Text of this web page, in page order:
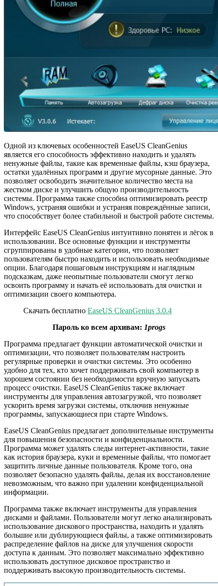
Одной из ключевых особенностей EaseUS CleanGenius
является его способность эффективно находить и удалять
ненужные файлы, такие как временные файлы, кэш браузера,
остатки удалённых программ и другие мусорные данные. Это
позволяет освободить значительное количество места на
жестком диске и улучшить общую производительность
системы. Программа также способна оптимизировать реестр
Windows, устраняя ошибки и устраняя повреждённые записи,
что способствует более стабильной и быстрой работе системы.
Интерфейс EaseUS CleanGenius интуитивно понятен и лёгок в
использовании. Все основные функции и инструменты
сгруппированы в удобные категории, что позволяет
пользователям быстро находить и использовать необходимые
опции. Благодаря пошаговым инструкциям и наглядным
подсказкам, даже неопытные пользователи смогут легко
освоить программу и начать её использовать для очистки и
оптимизации своего компьютера.
Скачать бесплатно EaseUS CleanGenius 3.0.4
Пароль ко всем архивам: 1progs
Программа предлагает функции автоматической очистки и
оптимизации, что позволяет пользователям настроить
регулярные проверки и очистки системы. Это особенно
удобно для тех, кто хочет поддерживать свой компьютер в
хорошем состоянии без необходимости вручную запускать
процесс очистки. EaseUS CleanGenius также включает
инструменты для управления автозагрузкой, что позволяет
ускорить время загрузки системы, отключив ненужные
программы, запускающиеся при старте Windows.
EaseUS CleanGenius предлагает дополнительные инструменты
для повышения безопасности и конфиденциальности.
Программа может удалять следы интернет-активности, такие
как история браузера, куки и временные файлы, что помогает
защитить личные данные пользователя. Кроме того, она
позволяет безопасно удалять файлы, делая их восстановление
невозможным, что важно при удалении конфиденциальной
информации.
Программа также включает инструменты для управления
дисками и файлами. Пользователи могут легко анализировать
использование дискового пространства, находить и удалять
большие или дублирующиеся файлы, а также оптимизировать
распределение файлов на диске для улучшения скорости
доступа к данным. Это позволяет максимально эффективно
использовать доступное дисковое пространство и
поддерживать высокую производительность системы.